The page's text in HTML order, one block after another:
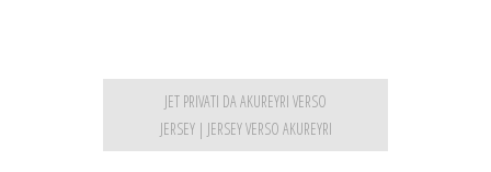
JET PRIVATI DA AKUREYRI VERSO
JERSEY | JERSEY VERSO AKUREYRI